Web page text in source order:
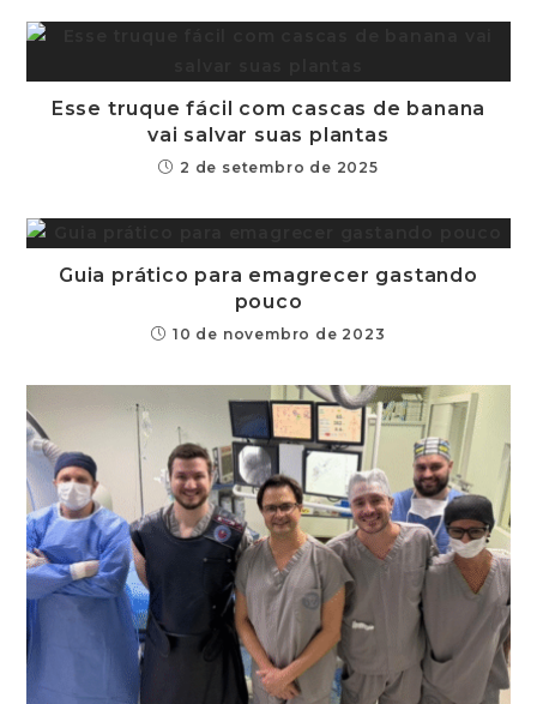
Esse truque fácil com cascas de banana
vai salvar suas plantas
2 de setembro de 2025
Guia prático para emagrecer gastando
pouco
10 de novembro de 2023